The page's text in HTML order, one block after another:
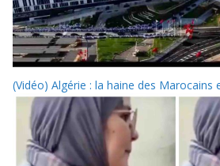
(Vidéo) Algérie : la haine des Marocains